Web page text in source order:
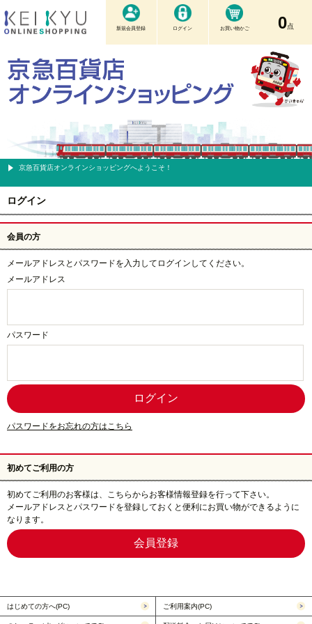
新規会員登録 ログイン お買い物かご 0点
京急百貨店オンラインショッピングへようこそ！
ログイン
会員の方
メールアドレスとパスワードを入力してログインしてください。
メールアドレス
パスワード
パスワードをお忘れの方はこちら
初めてご利用の方
初めてご利用のお客様は、こちらからお客様情報登録を行って下さい。
メールアドレスとパスワードを登録しておくと便利にお買い物ができるように
なります。
はじめての方へ(PC) ご利用案内(PC)